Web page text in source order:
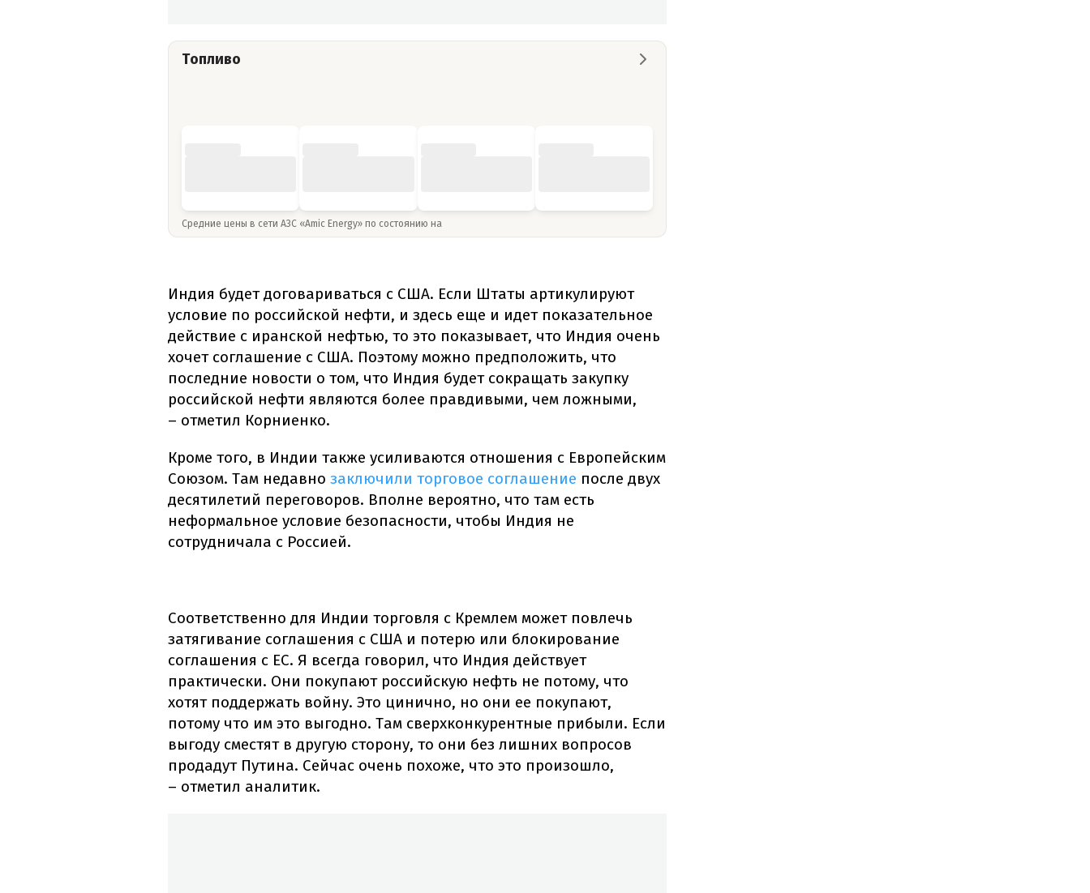
Топливо
Средние цены в сети АЗС «Amic Energy» по состоянию на
Индия будет договариваться с США. Если Штаты артикулируют
условие по российской нефти, и здесь еще и идет показательное
действие с иранской нефтью, то это показывает, что Индия очень
хочет соглашение с США. Поэтому можно предположить, что
последние новости о том, что Индия будет сокращать закупку
российской нефти являются более правдивыми, чем ложными,
– отметил Корниенко.
Кроме того, в Индии также усиливаются отношения с Европейским
Союзом. Там недавно заключили торговое соглашение после двух
десятилетий переговоров. Вполне вероятно, что там есть
неформальное условие безопасности, чтобы Индия не
сотрудничала с Россией.
Соответственно для Индии торговля с Кремлем может повлечь
затягивание соглашения с США и потерю или блокирование
соглашения с ЕС. Я всегда говорил, что Индия действует
практически. Они покупают российскую нефть не потому, что
хотят поддержать войну. Это цинично, но они ее покупают,
потому что им это выгодно. Там сверхконкурентные прибыли. Если
выгоду сместят в другую сторону, то они без лишних вопросов
продадут Путина. Сейчас очень похоже, что это произошло,
– отметил аналитик.